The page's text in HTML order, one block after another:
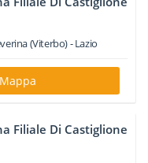
(Viterbo) -Lazio
Mappa
Filiale Di Castiglione